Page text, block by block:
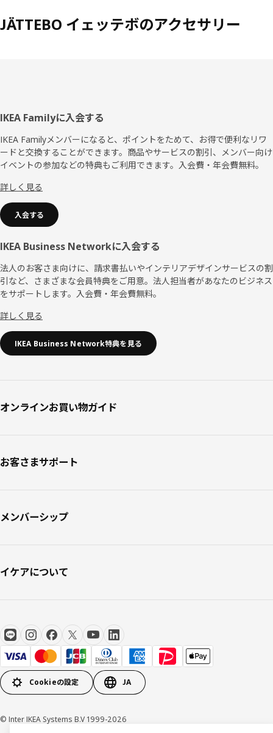
JÄTTEBO イェッテボのアクセサリー
フ
ッ
タ
IKEA Familyに入会する
IKEA Familyメンバーになると、ポイントをためて、お得で便利なリワ
ードと交換することができます。商品やサービスの割引、メンバー向け
イベントの参加などの特典もご利用できます。入会費・年会費無料。
詳しく見る
入会する
IKEA Business Networkに入会する
法人のお客さま向けに、請求書払いやインテリアデザインサービスの割
引など、さまざまな会員特典をご用意。法人担当者があなたのビジネス
をサポートします。入会費・年会費無料。
詳しく見る
IKEA Business Network特典を見る
オンラインお買い物ガイド
お客さまサポート
メンバーシップ
イケアについて
Cookieの設定 JA
© Inter IKEA Systems B.V 1999-2026